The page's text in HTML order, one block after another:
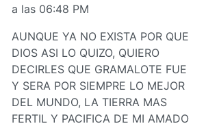
a las 06:48 PM
AUNQUE YA NO EXISTA POR QUE
DIOS ASI LO QUIZO, QUIERO
DECIRLES QUE GRAMALOTE FUE
Y SERA POR SIEMPRE LO MEJOR
DEL MUNDO, LA TIERRA MAS
FERTIL Y PACIFICA DE MI AMADO